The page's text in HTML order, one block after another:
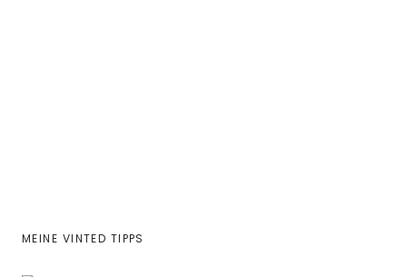
MEINE VINTED TIPPS